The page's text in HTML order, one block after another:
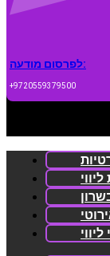
לפרסום מודעה:
+9720559379500